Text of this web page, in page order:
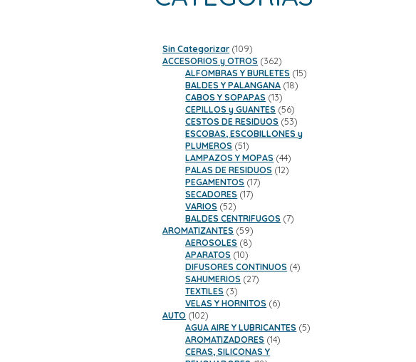
Sin Categorizar 109109
productos
ACCESORIOS y OTROS 362362
productos
ALFOMBRAS Y BURLETES 1515
BALDES Y PALANGANA 1818
CABOS Y SOPAPAS 1313
productos
CEPILLOS y GUANTES 5656
productos
CESTOS DE RESIDUOS 5353
productos
ESCOBAS, ESCOBILLONES y
PLUMEROS 5151
productos
LAMPAZOS Y MOPAS 4444
productos
PALAS DE RESIDUOS 1212
PEGAMENTOS 1717
SECADORES 1717
VARIOS 5252
productos
BALDES CENTRIFUGOS 77
AROMATIZANTES 5959
productos
AEROSOLES 88
APARATOS 1010
productos
DIFUSORES CONTINUOS 44
SAHUMERIOS 2727
TEXTILES 33
productos
VELAS Y HORNITOS 66
AUTO 102102
productos
AGUA AIRE Y LUBRICANTES 55
AROMATIZADORES 1414
CERAS, SILICONAS Y